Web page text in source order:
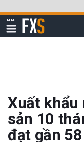
qua
đi
MENU
Hiển
thị
FXStreet
Xuất khẩu
sản 10
đạt gần